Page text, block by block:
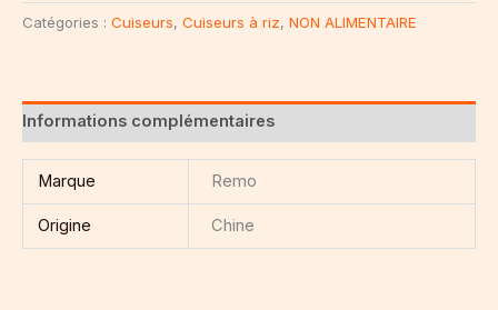
Catégories : Cuiseurs, Cuiseurs à riz, NON ALIMENTAIRE
Informations complémentaires
Marque Remo
Origine Chine